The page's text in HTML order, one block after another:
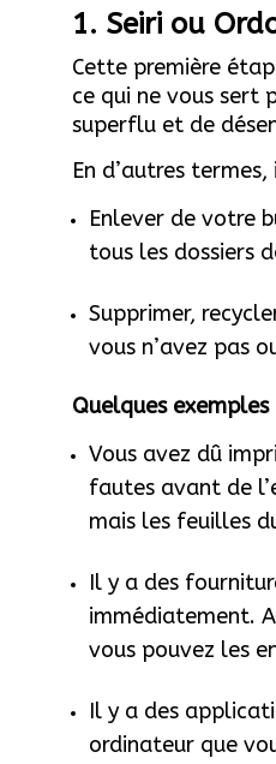
1. Seiri ou
Cette première
ce qui ne vous sert
superflu et de
En d’autres
Enlever de votre
tous les dossiers
Supprimer,
vous n’avez pas
Quelques exemples
Vous avez dû
fautes avant de
mais les feuilles
Il y a des
immédiatement.
vous pouvez les
Il y a des
ordinateur que